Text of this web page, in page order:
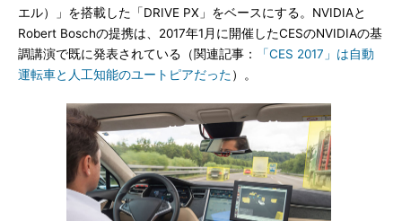
エル）」を搭載した「DRIVE PX」をベースにする。NVIDIAと
Robert Boschの提携は、2017年1月に開催したCESのNVIDIAの基
調講演で既に発表されている（関連記事：
「CES 2017」は自動
運転車と人工知能のユートピアだった）。